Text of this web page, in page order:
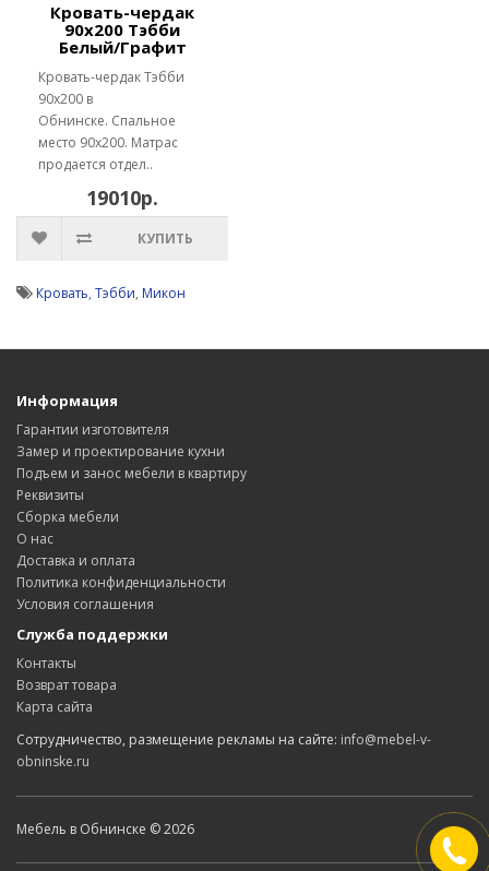
Кровать-чердак
90х200 Тэбби
Белый/Графит
Кровать-чердак Тэбби
90х200 в
Обнинске. Спальное
место 90х200. Матрас
продается отдел..
19010р.
КУПИТЬ
Кровать, Тэбби, Микон
Информация
Гарантии изготовителя
Замер и проектирование кухни
Подъем и занос мебели в квартиру
Реквизиты
Сборка мебели
О нас
Доставка и оплата
Политика конфиденциальности
Условия соглашения
Служба поддержки
Контакты
Возврат товара
Карта сайта
Сотрудничество, размещение рекламы на сайте: info@mebel-v-
obninske.ru
Мебель в Обнинске © 2026